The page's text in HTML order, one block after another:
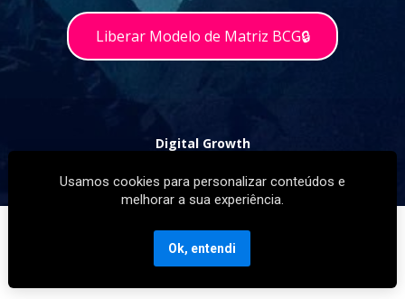
Liberar Modelo de Matriz BCG🔒
Digital Growth
Usamos cookies para personalizar conteúdos e
melhorar a sua experiência.
Ok, entendi